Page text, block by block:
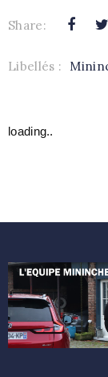
Share:
Libellés :
loading..